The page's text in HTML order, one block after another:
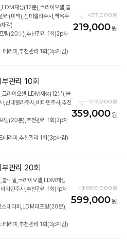
재생(12분),크라이오셀,블
리(미백),신데렐라주사,백옥주
감)
팅(20분),추천관리 1회(2p차
라피,추천관리 1회(3p차감)
437,000
219,000
관리 10회
라이오셀,LDM재생(12분),블
,신데렐라주사,비타민주사,추천
팅(20분),추천관리 1회(2p차
라피,추천관리 1회(3p차감)
717,000
359,000
관리 20회
랙필,크라이오셀,LDM재생
타민주사,추천관리 1회(1p차
테라피,LDM리프팅(20분),
라피,추천관리 1회(3p차감)
1,090,000
599,000